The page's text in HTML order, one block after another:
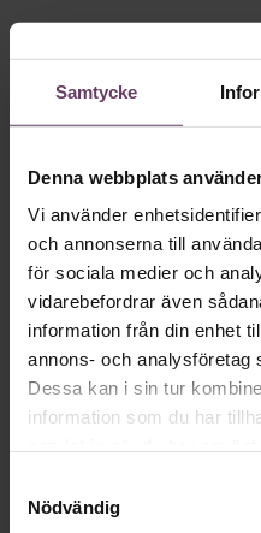
Samtycke
Denna webbplats
Vi använder
och annonserna till
för sociala medier och
vidarebefordrar även
information från din enhet
annons- och analysföretag
Dessa kan i sin tur
information som du har
Nödvändig
Skriv som
app
MVH VD
Kan
text till korthugget
artighetsfraser, men
vägen för den som
toppcheferna?
Kommunikation